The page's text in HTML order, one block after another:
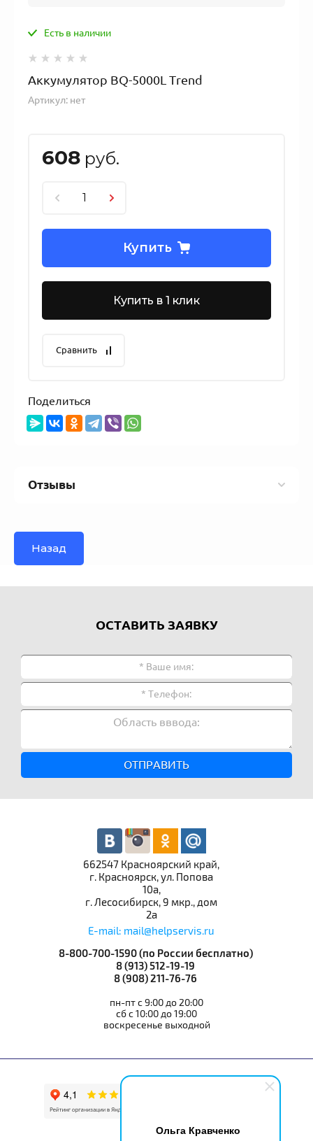
Ольга Кравченко
Есть в наличии
Аккумулятор BQ-5000L Trend
Артикул: нет
608 руб.
Купить
Купить в 1 клик
Сравнить
Поделиться
Отзывы
Назад
ОСТАВИТЬ ЗАЯВКУ
ОТПРАВИТЬ
662547 Красноярский край,
г. Красноярск, ул. Попова
10а,
г. Лесосибирск, 9 мкр., дом
2а
E-mail: mail@helpservis.ru
8-800-700-1590 (по России бесплатно)
8 (913) 512-19-19
8 (908) 211-76-76
пн-пт с 9:00 до 20:00
сб с 10:00 до 19:00
воскресенье выходной